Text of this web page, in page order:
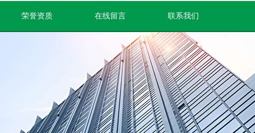
荣誉资质 在线留言 联系我们